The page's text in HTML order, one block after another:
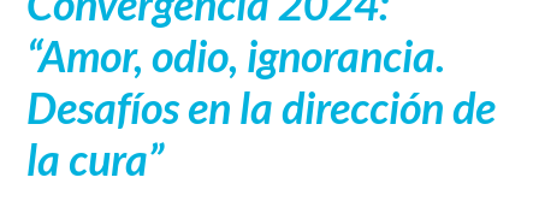
“Amor, odio, ignorancia.
Desafíos en la dirección de
la cura”